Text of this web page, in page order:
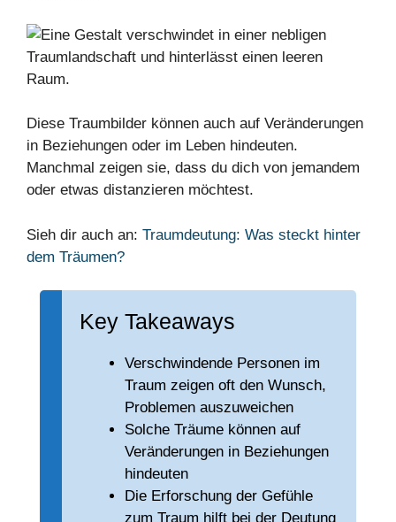
Diese Traumbilder können auch auf Veränderungen
in Beziehungen oder im Leben hindeuten.
Manchmal zeigen sie, dass du dich von jemandem
oder etwas distanzieren möchtest.
Sieh dir auch an: Traumdeutung: Was steckt hinter
dem Träumen?
Key Takeaways
Verschwindende Personen im
Traum zeigen oft den Wunsch,
Problemen auszuweichen
Solche Träume können auf
Veränderungen in Beziehungen
hindeuten
Die Erforschung der Gefühle
zum Traum hilft bei der Deutung